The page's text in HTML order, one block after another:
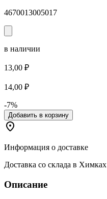
4670013005017
в наличии
13,00 ₽
14,00 ₽
-7%
Добавить в корзину
Информация о доставке
Доставка со склада в Химках
Описание